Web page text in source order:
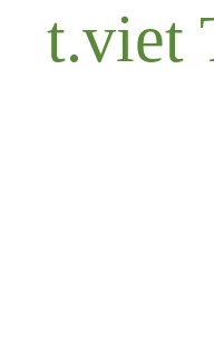
t.viet